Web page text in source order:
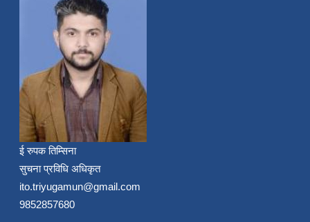
ई रुपक तिम्सिना
सुचना प्रविधि अधिकृत
ito.triyugamun@gmail.com
9852857680